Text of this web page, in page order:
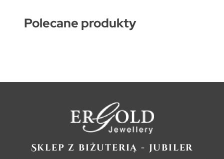
Polecane produkty
Sklep z biżuterią - jubiler